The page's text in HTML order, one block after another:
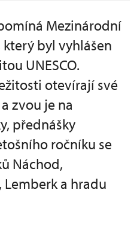
Mezinárodní
byl vyhlášen
UNESCO.
otevírají své
zvou je na
přednášky
ročníku se
Náchod,
Lemberk a hradu